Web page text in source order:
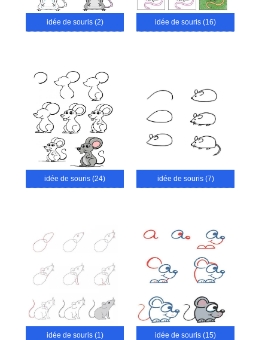
idée de souris (2) idée de souris (16)
idée de souris (24) idée de souris (7)
idée de souris (1) idée de souris (15)